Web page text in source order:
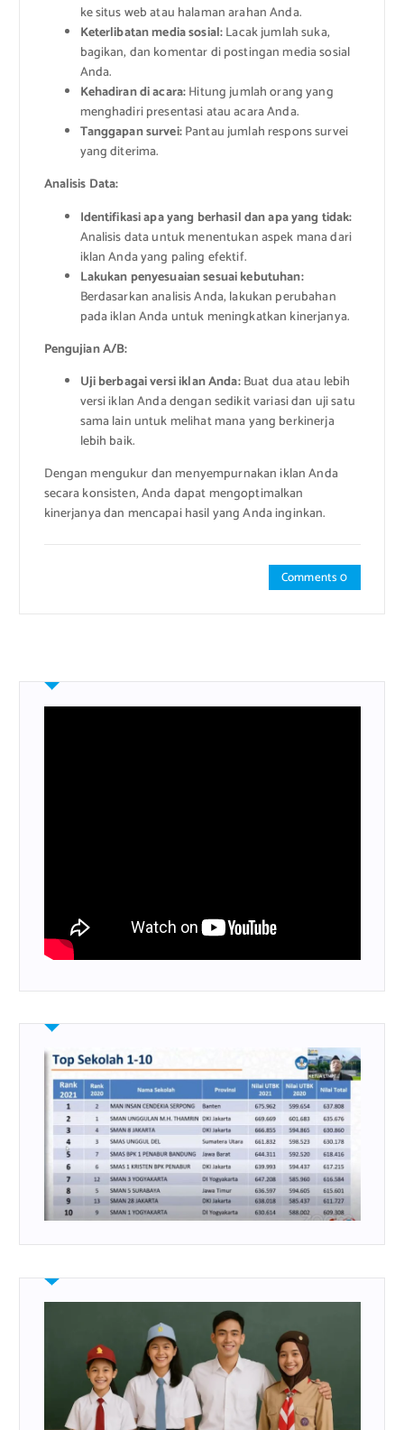
ke situs web atau halaman arahan Anda.
Keterlibatan media sosial:Lacak jumlah suka,
bagikan, dan komentar di postingan media sosial
Anda.
Kehadiran di acara:Hitung jumlah orang yang
menghadiri presentasi atau acara Anda.
Tanggapan survei:Pantau jumlah respons survei
yang diterima.
Analisis Data:
Identifikasi apa yang berhasil dan apa yang tidak:
Analisis data untuk menentukan aspek mana dari
iklan Anda yang paling efektif.
Lakukan penyesuaian sesuai kebutuhan:
Berdasarkan analisis Anda, lakukan perubahan
pada iklan Anda untuk meningkatkan kinerjanya.
Pengujian A/B:
Uji berbagai versi iklan Anda:Buat dua atau lebih
versi iklan Anda dengan sedikit variasi dan uji satu
sama lain untuk melihat mana yang berkinerja
lebih baik.
Dengan mengukur dan menyempurnakan iklan Anda
secara konsisten, Anda dapat mengoptimalkan
kinerjanya dan mencapai hasil yang Anda inginkan.
Comments 0